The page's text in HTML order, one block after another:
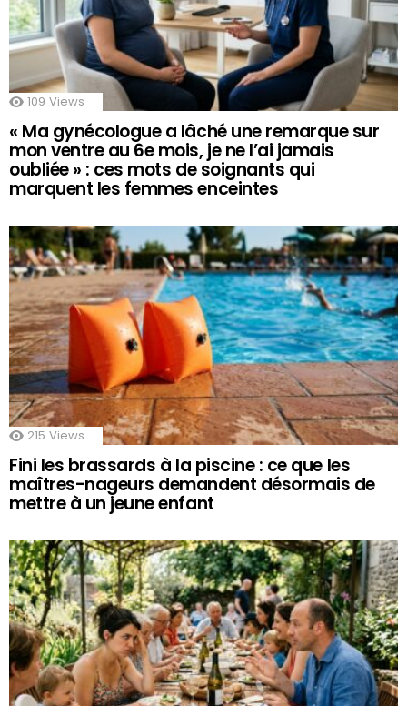
109 Views
« Ma gynécologue a lâché une remarque sur
mon ventre au 6e mois, je ne l’ai jamais
oubliée » : ces mots de soignants qui
marquent les femmes enceintes
215 Views
Fini les brassards à la piscine : ce que les
maîtres-nageurs demandent désormais de
mettre à un jeune enfant